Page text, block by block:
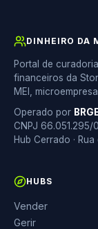
DINHEIRO DA
Portal de
financeiros da
MEI,
Operado por
CNPJ 66.051.295/
Hub Cerrado ·
HUBS
Vender
Gerir